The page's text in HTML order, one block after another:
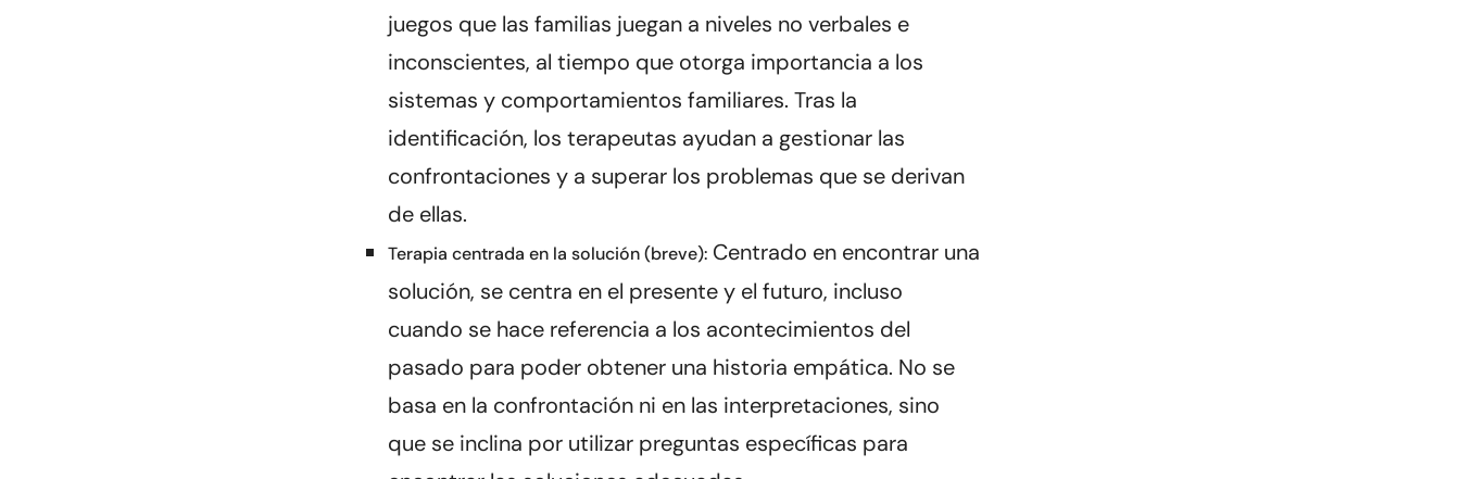
juegos que las familias juegan a niveles no verbales e
inconscientes, al tiempo que otorga importancia a los
sistemas y comportamientos familiares. Tras la
identificación, los terapeutas ayudan a gestionar las
confrontaciones y a superar los problemas que se derivan
de ellas.
Terapia centrada en la solución (breve): Centrado en encontrar una
solución, se centra en el presente y el futuro, incluso
cuando se hace referencia a los acontecimientos del
pasado para poder obtener una historia empática. No se
basa en la confrontación ni en las interpretaciones, sino
que se inclina por utilizar preguntas específicas para